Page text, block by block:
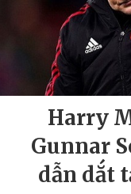
Harry
Gunnar
dẫn dắt